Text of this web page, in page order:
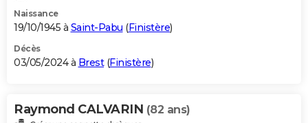
Naissance
19/10/1945 à Saint-Pabu (Finistère)
Décès
03/05/2024 à Brest(Finistère)
Raymond CALVARIN (82 ans)